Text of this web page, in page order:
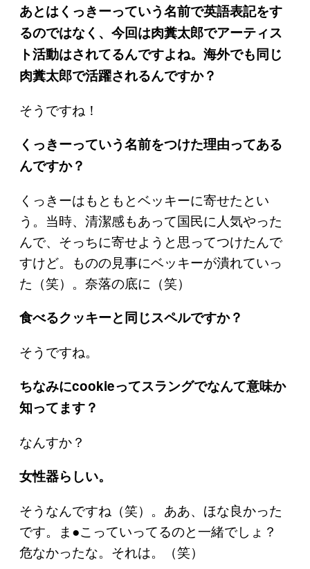
あとはくっきーっていう名前で英語表記をす
るのではなく、今回は肉糞太郎でアーティス
ト活動はされてるんですよね。海外でも同じ
肉糞太郎で活躍されるんですか？
そうですね！
くっきーっていう名前をつけた理由ってある
んですか？
くっきーはもともとベッキーに寄せたとい
う。当時、清潔感もあって国民に人気やった
んで、そっちに寄せようと思ってつけたんで
すけど。ものの見事にベッキーが潰れていっ
た（笑）。奈落の底に（笑）
食べるクッキーと同じスペルですか？
そうですね。
ちなみにcookieってスラングでなんて意味か
知ってます？
なんすか？
女性器らしい。
そうなんですね（笑）。ああ、ほな良かった
です。ま●こっていってるのと一緒でしょ？
危なかったな。それは。（笑）